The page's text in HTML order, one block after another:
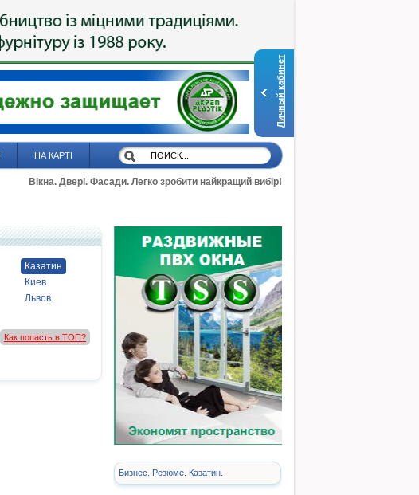
Личный кабинет
НА КАРТІ
Вікна. Двері. Фасади. Легко зробити найкращий вибір!
Казатин
Киев
Львов
Как попасть в ТОП?
Бизнес. Резюме. Казатин.